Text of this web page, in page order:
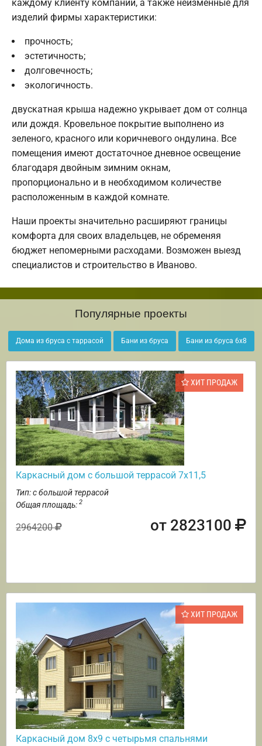
каждому клиенту компании, а также неизменные для
изделий фирмы характеристики:
прочность;
эстетичность;
долговечность;
экологичность.
двускатная крыша надежно укрывает дом от солнца
или дождя. Кровельное покрытие выполнено из
зеленого, красного или коричневого ондулина. Все
помещения имеют достаточное дневное освещение
благодаря двойным зимним окнам,
пропорционально и в необходимом количестве
расположенным в каждой комнате.
Наши проекты значительно расширяют границы
комфорта для своих владельцев, не обременяя
бюджет непомерными расходами. Возможен выезд
специалистов и строительство в Иваново.
Популярные проекты
Дома из бруса с таррасой Бани из бруса Бани из бруса 6х8
ХИТ ПРОДАЖ
Каркасный дом с большой террасой 7х11,5
Тип: с большой террасой
Общая площадь: 2
2964200 от 2823100
ХИТ ПРОДАЖ
Каркасный дом 8х9 с четырьмя спальнями